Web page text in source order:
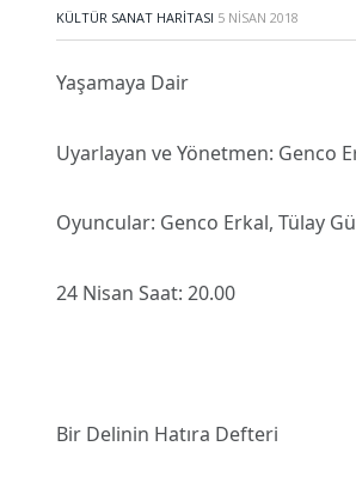
KÜLTÜR SANAT HARITASI 5 NISAN 2018
Yaşamaya Dair
Uyarlayan ve Yönetmen: Genco
Oyuncular: Genco Erkal, Tülay
24 Nisan Saat: 20.00
Bir Delinin Hatıra Defteri